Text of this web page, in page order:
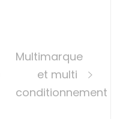
Multimarque
et multi
conditionnement